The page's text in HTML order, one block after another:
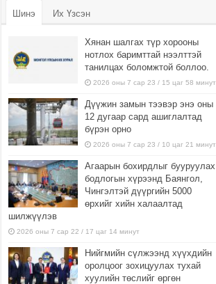
Шинэ Их Үзсэн
Хянан шалгах түр хорооны
нотлох баримттай нээлттэй
танилцах боломжтой боллоо.
2026 оны 7 сар 23 / 15 цаг 58 минут
Дүүжин замын тээвэр энэ оны
12 дугаар сард ашиглалтад
бүрэн орно
2026 оны 7 сар 23 / 10 цаг 21 минут
Агаарын бохирдлыг бууруулах
бодлогын хүрээнд Баянгол,
Чингэлтэй дүүргийн 5000
өрхийг хийн халаалтад
шилжүүлэв
2026 оны 7 сар 22 / 17 цаг 14 минут
Нийгмийн сүлжээнд хүүхдийн
оролцоог зохицуулах тухай
хуулийн төслийг өргөн